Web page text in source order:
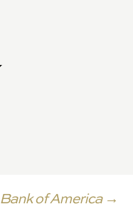
Bank of America →